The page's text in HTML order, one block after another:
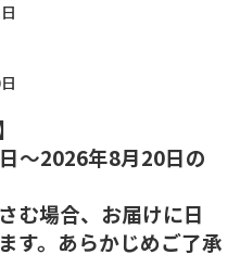
～2026年8月20日の
む場合、お届けに日
す。あらかじめご了承